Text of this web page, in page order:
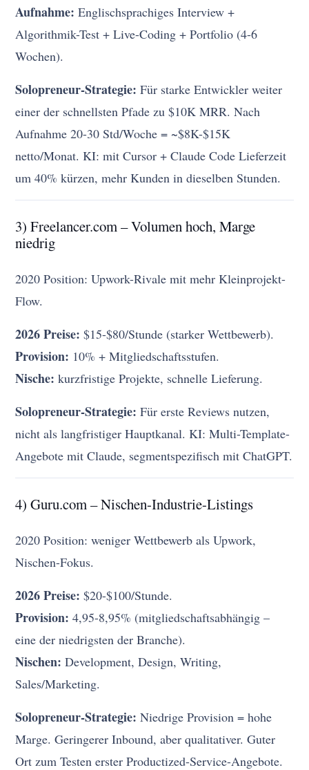
Aufnahme: Englischsprachiges Interview +
Algorithmik-Test + Live-Coding + Portfolio (4-6
Wochen).
Solopreneur-Strategie: Für starke Entwickler weiter
einer der schnellsten Pfade zu $10K MRR. Nach
Aufnahme 20-30 Std/Woche = ~$8K-$15K
netto/Monat. KI: mit Cursor + Claude Code Lieferzeit
um 40% kürzen, mehr Kunden in dieselben Stunden.
3) Freelancer.com – Volumen hoch, Marge
niedrig
2020 Position: Upwork-Rivale mit mehr Kleinprojekt-
Flow.
2026 Preise: $15-$80/Stunde (starker Wettbewerb).
Provision: 10% + Mitgliedschaftsstufen.
Nische: kurzfristige Projekte, schnelle Lieferung.
Solopreneur-Strategie: Für erste Reviews nutzen,
nicht als langfristiger Hauptkanal. KI: Multi-Template-
Angebote mit Claude, segmentspezifisch mit ChatGPT.
4) Guru.com – Nischen-Industrie-Listings
2020 Position: weniger Wettbewerb als Upwork,
Nischen-Fokus.
2026 Preise: $20-$100/Stunde.
Provision: 4,95-8,95% (mitgliedschaftsabhängig –
eine der niedrigsten der Branche).
Nischen: Development, Design, Writing,
Sales/Marketing.
Solopreneur-Strategie: Niedrige Provision = hohe
Marge. Geringerer Inbound, aber qualitativer. Guter
Ort zum Testen erster Productized-Service-Angebote.